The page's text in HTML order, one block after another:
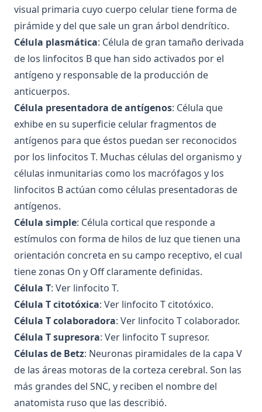
visual primaria cuyo cuerpo celular tiene forma de
pirámide y del que sale un gran árbol dendrítico.
Célula plasmática: Célula de gran tamaño derivada
de los linfocitos B que han sido activados por el
antígeno y responsable de la producción de
anticuerpos.
Célula presentadora de antígenos: Célula que
exhibe en su superficie celular fragmentos de
antígenos para que éstos puedan ser reconocidos
por los linfocitos T. Muchas células del organismo y
células inmunitarias como los macrófagos y los
linfocitos B actúan como células presentadoras de
antígenos.
Célula simple: Célula cortical que responde a
estímulos con forma de hilos de luz que tienen una
orientación concreta en su campo receptivo, el cual
tiene zonas On y Off claramente definidas.
Célula T: Ver linfocito T.
Célula T citotóxica: Ver linfocito T citotóxico.
Célula T colaboradora: Ver linfocito T colaborador.
Célula T supresora: Ver linfocito T supresor.
Células de Betz: Neuronas piramidales de la capa V
de las áreas motoras de la corteza cerebral. Son las
más grandes del SNC, y reciben el nombre del
anatomista ruso que las describió.